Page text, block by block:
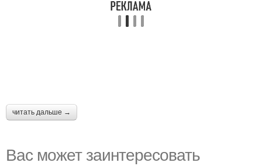
читать дальше →
Вас может заинтересовать